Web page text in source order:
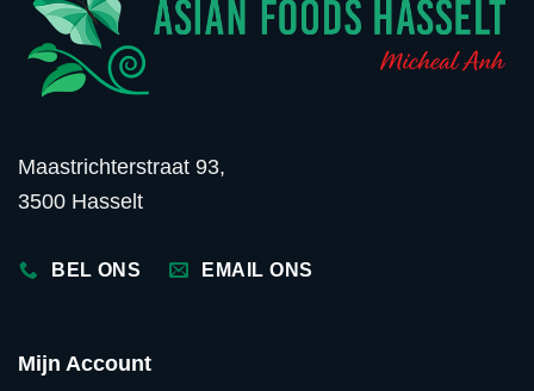
Maastrichterstraat 93,
3500 Hasselt
BEL ONS EMAIL ONS
Mijn Account